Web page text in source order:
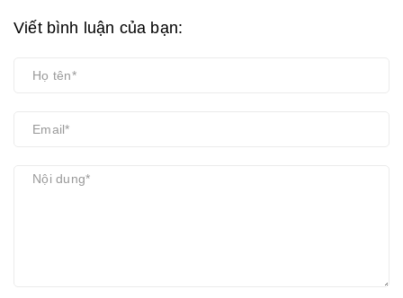
Viết bình luận của bạn: